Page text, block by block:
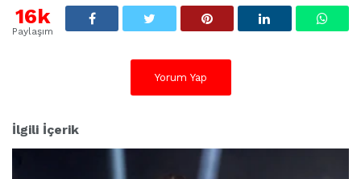
16k
Paylaşım
Yorum Yap
İlgili İçerik